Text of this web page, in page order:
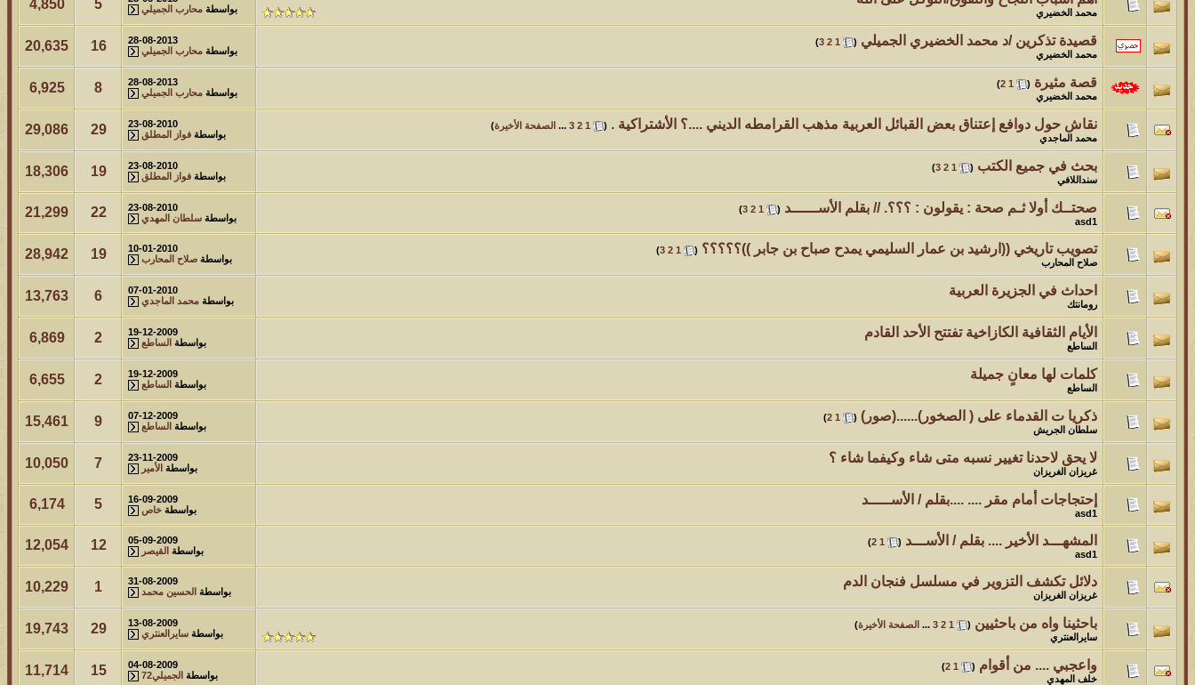
محمد الخضيري
بواسطة محارب الجميلي 5
4,850
قصيدة تذكرين /د محمد الخضيري الجميلي (
1
2
3
)
محمد الخضيري
28-08-2013
بواسطة محارب الجميلي 16
20,635
قصة مثيرة (
1
2
)
محمد الخضيري
28-08-2013
بواسطة محارب الجميلي 8
6,925
نقاش حول دوافع إعتناق بعض القبائل العربية مذهب القرامطه الديني ....؟ الأشتراكية . (
1
2
3
... الصفحة الأخيرة)
محمد الماجدي
23-08-2010
بواسطة فواز المطلق 29
29,086
بحث في جميع الكتب (
1
2
3
)
سنداللافي
23-08-2010
بواسطة فواز المطلق 19
18,306
صحتــك أولا ثـم صحة : يقولون : ؟؟؟. // بقلم الأســــــد (
1
2
3
)
asd1
23-08-2010
بواسطة سلطان المهدي 22
21,299
تصويب تاريخي ((ارشيد بن عمار السليمي يمدح صباح بن جابر ))؟؟؟؟؟ (
1
2
3
)
صلاح المحارب
10-01-2010
بواسطة صلاح المحارب 19
28,942
احداث في الجزيرة العربية
رومانتك
07-01-2010
بواسطة محمد الماجدي 6
13,763
الأيام الثقافية الكازاخية تفتتح الأحد القادم
الساطع
19-12-2009
بواسطة الساطع 2
6,869
كلمات لها معانٍ جميلة
الساطع
19-12-2009
بواسطة الساطع 2
6,655
ذكريا ت القدماء على ( الصخور)......(صور) (
1
2
)
سلطان الجريش
07-12-2009
بواسطة الساطع 9
15,461
لا يحق لاحدنا تغيير نسبه متى شاء وكيفما شاء ؟
غريزان الغريزان
23-11-2009
بواسطة الأمير 7
10,050
إحتجاجات أمام مقر .... ....بقلم / الأســـــد
asd1
16-09-2009
بواسطة خاص 5
6,174
المشهـــد الأخير .... بقلم / الأســـد (
1
2
)
asd1
05-09-2009
بواسطة القيصر 12
12,054
دلائل تكشف التزوير في مسلسل فنجان الدم
غريزان الغريزان
31-08-2009
بواسطة الحسين محمد 1
10,229
باحثينا واه من باحثيين (
1
2
3
... الصفحة الأخيرة)
سايرالعنتري
13-08-2009
بواسطة سايرالعنتري 29
19,743
واعجبي .... من أقوام (
1
2
)
خلف المهدي
04-08-2009
بواسطة الجميلي72 15
11,714